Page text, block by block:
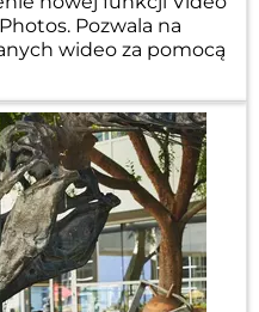
Pozwala na
wideo za pomocą